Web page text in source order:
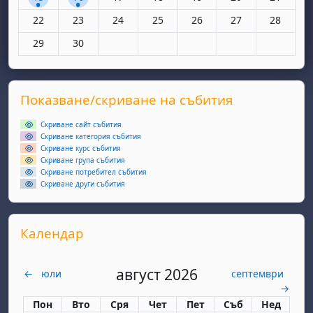
Няма събития, понеделник, 22 юни
22 Няма събития, вторник, 23 юни
23 Няма събития, сряда, 24 юни
24 Няма събития, четвъртък, 25 юни
25 Няма събития, петък, 26
26 Няма събития,
27 Няма
28
Няма събития, понеделник, 29 юни
29 Няма събития, вторник, 30 юни
30
Supplementary blocks
Прескочи Показване/скриване на събития
Показване/скриване на събития
Скриване сайт събития
Скриване категория събития
Скриване курс събития
Скриване група събития
Скриване потребител събития
Скриване други събития
Прескочи Календар
Календар
← юли август 2026
септември
→
Понеделник
Пон вторник
Вто сряда
Сря четвъртък
Чет петък
Пет събота
Съб неделя
Нед